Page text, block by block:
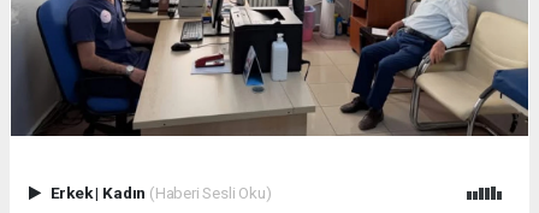
Erkek| Kadın (Haberi Sesli Oku)